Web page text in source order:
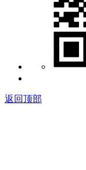
返回顶部